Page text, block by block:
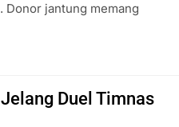
Donor jantung memang
Duel Timnas